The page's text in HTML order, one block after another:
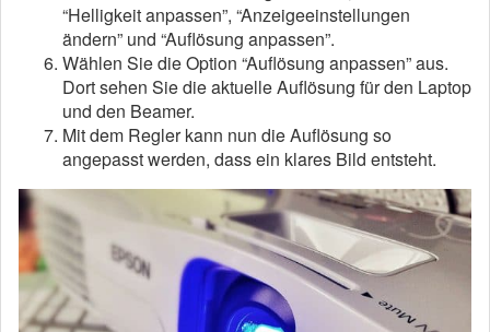
“Helligkeit anpassen”, “Anzeigeeinstellungen
ändern” und “Auflösung anpassen”.
Wählen Sie die Option “Auflösung anpassen” aus.
Dort sehen Sie die aktuelle Auflösung für den Laptop
und den Beamer.
Mit dem Regler kann nun die Auflösung so
angepasst werden, dass ein klares Bild entsteht.